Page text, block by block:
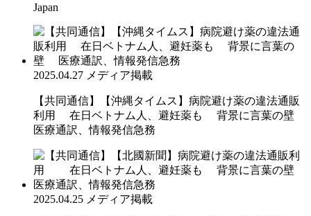
Japan
2025.04.27 メディア掲載
【共同通信】【沖縄タイムス】病院避け薬の違法通販
利用 在日ベトナム人、避妊薬も 背景に言葉の壁
医療通訳、情報発信急務
2025.04.25 メディア掲載